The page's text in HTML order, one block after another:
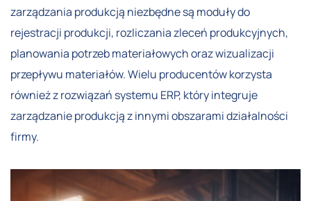
zarządzania produkcją niezbędne są moduły do
rejestracji produkcji, rozliczania zleceń produkcyjnych,
planowania potrzeb materiałowych oraz wizualizacji
przepływu materiałów. Wielu producentów korzysta
również z rozwiązań systemu ERP, który integruje
zarządzanie produkcją z innymi obszarami działalności
firmy.